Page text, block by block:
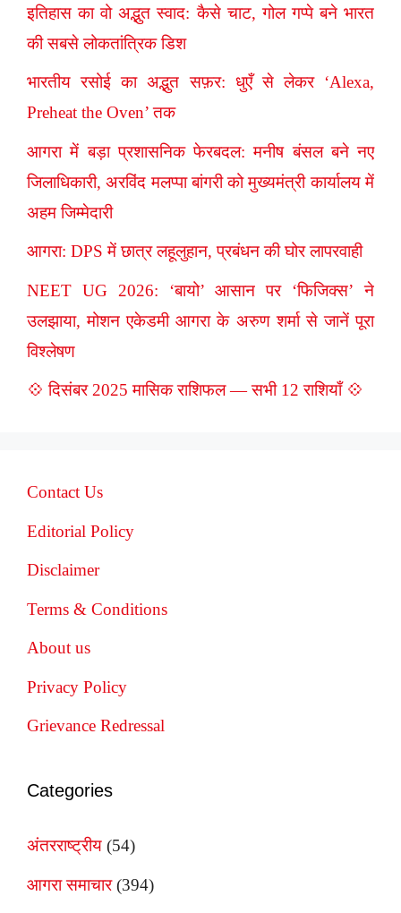
इतिहास का वो अद्भुत स्वाद: कैसे चाट, गोल गप्पे बने भारत
की सबसे लोकतांत्रिक डिश
भारतीय रसोई का अद्भुत सफ़र: धुएँ से लेकर ‘Alexa,
Preheat the Oven’ तक
आगरा में बड़ा प्रशासनिक फेरबदल: मनीष बंसल बने नए
जिलाधिकारी, अरविंद मलप्पा बांगरी को मुख्यमंत्री कार्यालय में
अहम जिम्मेदारी
आगरा: DPS में छात्र लहूलुहान, प्रबंधन की घोर लापरवाही
NEET UG 2026: ‘बायो’ आसान पर ‘फिजिक्स’ ने
उलझाया, मोशन एकेडमी आगरा के अरुण शर्मा से जानें पूरा
विश्लेषण
💠 दिसंबर 2025 मासिक राशिफल — सभी 12 राशियाँ 💠
Contact Us
Editorial Policy
Disclaimer
Terms & Conditions
About us
Privacy Policy
Grievance Redressal
Categories
अंतरराष्ट्रीय (54)
आगरा समाचार(394)